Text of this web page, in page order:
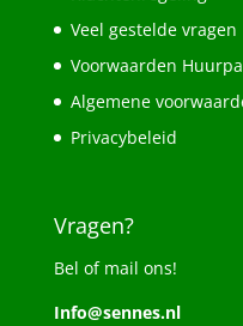
Veel gestelde vragen
Voorwaarden
Algemene
Privacybeleid
Vragen?
Bel of mail ons!
Info@sennes.nl